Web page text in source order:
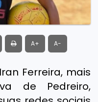
A+ A-
Ferreira, mais
de Pedreiro,